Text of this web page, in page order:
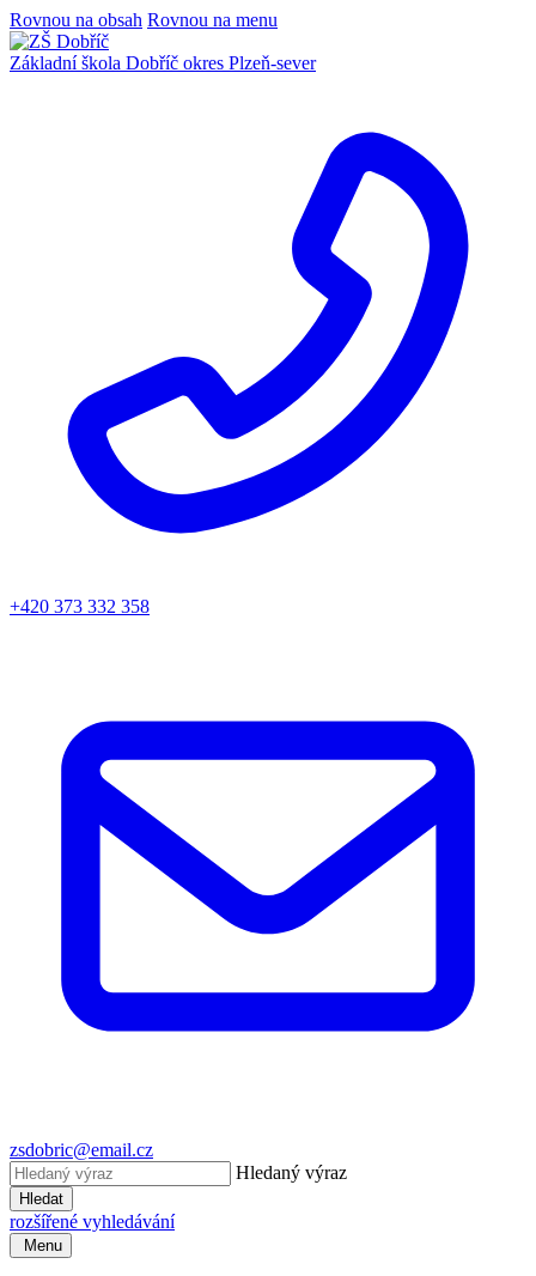
Rovnou na obsah Rovnou na menu
Základní škola Dobříč okres Plzeň-sever
+420 373 332 358
zsdobric@email.cz
Hledaný výraz
Hledat
rozšířené vyhledávání
Menu